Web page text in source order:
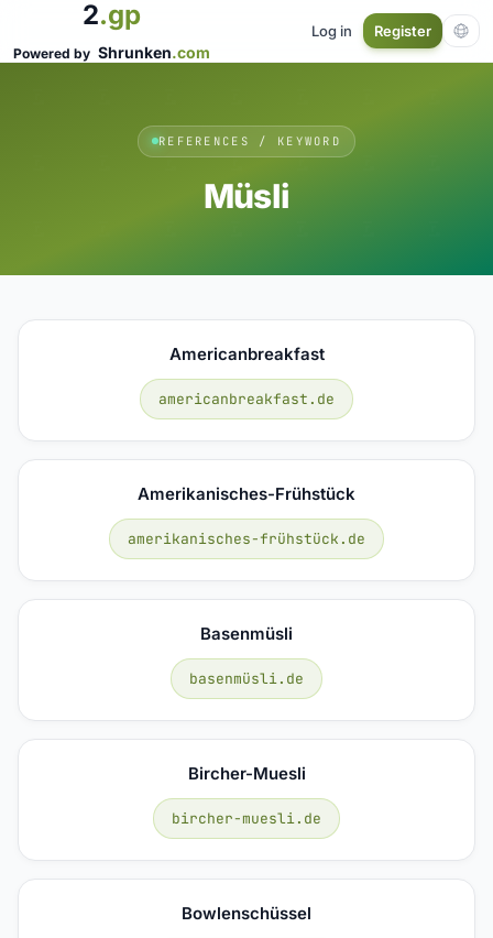
2.gp
Powered by Shrunken.com
Log in Register
REFERENCES / KEYWORD
Müsli
Americanbreakfast
americanbreakfast.de
Amerikanisches-Frühstück
amerikanisches-frühstück.de
Basenmüsli
basenmüsli.de
Bircher-Muesli
bircher-muesli.de
Bowlenschüssel